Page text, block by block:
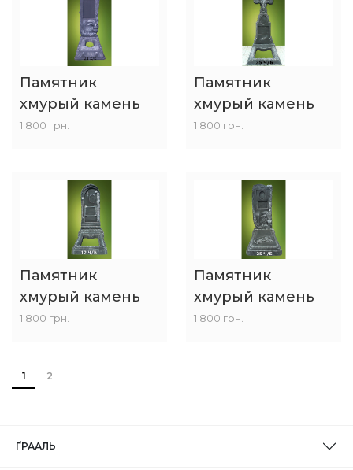
Памятник
хмурый камень
1 800 грн.
Памятник
хмурый камень
1 800 грн.
Памятник
хмурый камень
1 800 грн.
Памятник
хмурый камень
1 800 грн.
1 2
ҐРААЛЬ